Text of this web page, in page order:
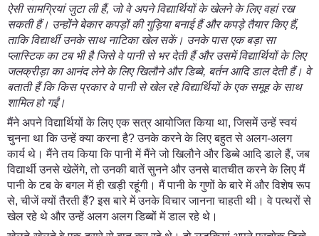
ऐसी सामग्रियां जुटा ली हैं, जो वे अपने विद्यार्थियों के खेलने के लिए वहां रख
सकती हैं। उन्होंने बेकार कपड़ों की गुड़िया बनाई हैं और कपड़े तैयार किए हैं,
ताकि विद्यार्थी उनके साथ नाटिका खेल सकें। उनके पास एक बड़ा सा
प्लास्टिक का टब भी है जिसे वे पानी से भर देती हैं और उसमें विद्यार्थियों के लिए
जलक्रीड़ा का आनंद लेने के लिए खिलौने और डिब्बे, बर्तन आदि डाल देती हैं। वे
बताती हैं कि किस प्रकार वे पानी से खेल रहे विद्यार्थियों के एक समूह के साथ
शामिल हो गईं।
मैंने अपने विद्यार्थियों के लिए एक सत्र आयोजित किया था, जिसमें उन्हें स्वयं
चुनना था कि उन्हें क्या करना है? उनके करने के लिए बहुत से अलग-अलग
कार्य थे। मैंने तय किया कि पानी में मैंने जो खिलौने और डिब्बे आदि डाले हैं, जब
विद्यार्थी उनसे खेलेंगे, तो उनकी बातें सुनने और उनसे बातचीत करने के लिए मैं
पानी के टब के बगल में ही खड़ी रहूंगी। मैं पानी के गुणों के बारे में और विशेष रूप
से, चीजें क्यों तैरती हैं? इस बारे में उनके विचार जानना चाहती थी। वे पत्थरों से
खेल रहे थे और उन्हें अलग अलग डिब्बों में डाल रहे थे।